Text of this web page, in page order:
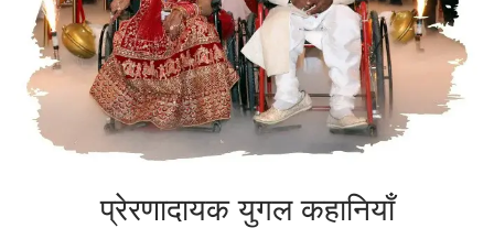
प्रेरणादायक युगल कहानियाँ